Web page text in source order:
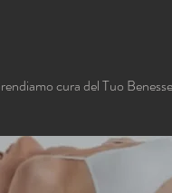
cura del Tuo